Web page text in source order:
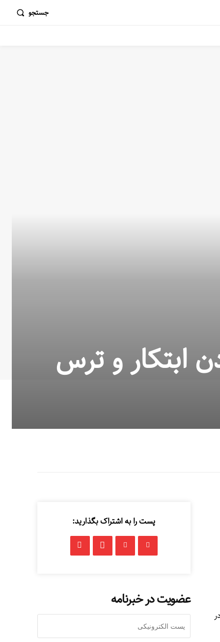
جستجو
ابتکار و ترس
پست را به اشتراک بگذارید:
عضویت در خبرنامه